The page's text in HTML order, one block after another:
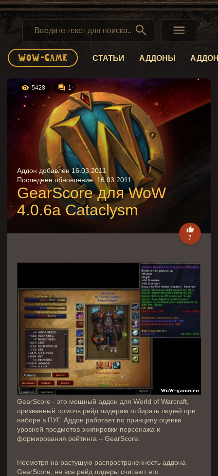
 
СТАТЬИ АДДОНЫ
 5428  1
Аддон добавлен 16.03.2011
Последнее обновление: 16.03.2011
GearScore для WoW
4.0.6a Cataclysm

7
GearScore - это мощный аддон для World of Warcraft,
призванный помочь рейд лидерам отбирать людей при
наборе в ПУГ. Аддон работает по принципу оценки
уровней предметов экипировки персонажа и
формирования рейтинга – GearScore.
Несмотря на растущую распространенность аддона
GearScore, не все рейд лидеры считают его